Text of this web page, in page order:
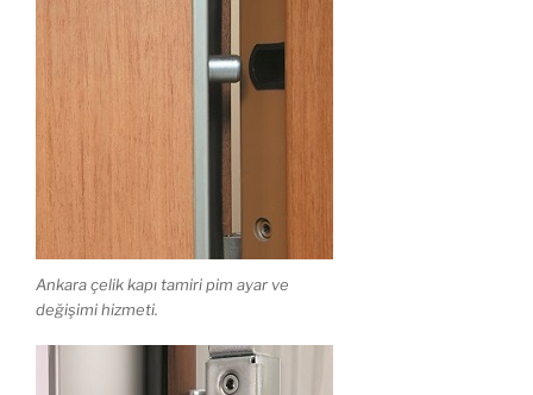
Ankara çelik kapı tamiri pim ayar ve
değişimi hizmeti.